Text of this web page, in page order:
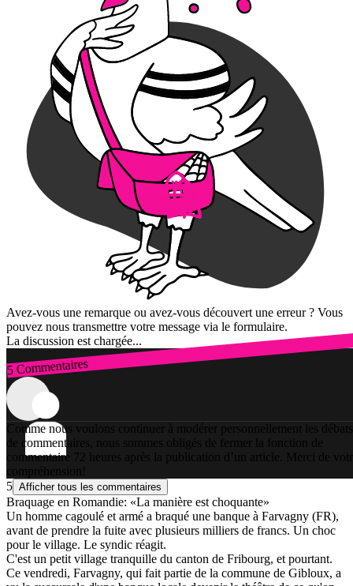
Avez-vous une remarque ou avez-vous découvert une erreur ? Vous
pouvez nous transmettre votre message via le formulaire.
La discussion est chargée...
5 Commentaires
Connexion
Comme nous voulons continuer à modérer personnellement les débats
de commentaires, nous sommes obligés de fermer la fonction de
commentaire 72 heures après la publication d’un article. Merci de
compréhension!
5 Afficher tous les commentaires
Braquage en Romandie: «La manière est choquante»
Un homme cagoulé et armé a braqué une banque à Farvagny (FR),
avant de prendre la fuite avec plusieurs milliers de francs. Un choc
pour le village. Le syndic réagit.
C'est un petit village tranquille du canton de Fribourg, et pourtant.
Ce vendredi, Farvagny, qui fait partie de la commune de Gibloux, a